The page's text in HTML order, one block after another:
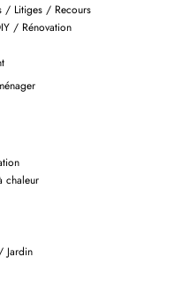
/ Litiges / Recours
/ Rénovation
chaleur
Jardin